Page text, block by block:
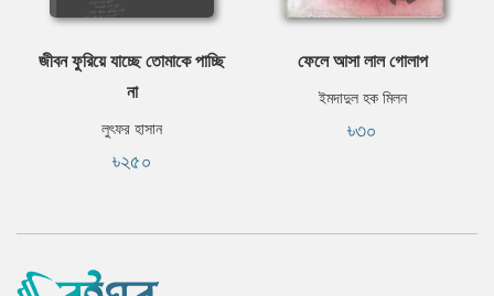
জীবন ফুরিয়ে যাচ্ছে তোমাকে পাচ্ছি
না
লুৎফর হাসান
৳২৫০
ফেলে আসা লাল গোলাপ
ইমদাদুল হক মিলন
৳৩০